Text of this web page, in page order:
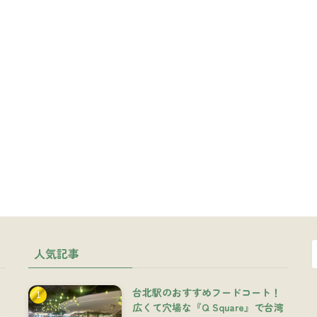
人気記事
台北駅のおすすめフードコート！
広くて穴場な『Q Square』で台湾